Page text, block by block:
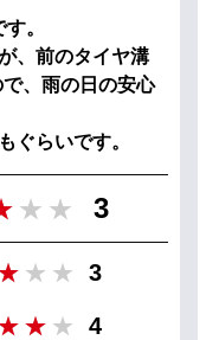
。
、前のタイヤ溝
、雨の日の安心
ぐらいです。
3
3
4